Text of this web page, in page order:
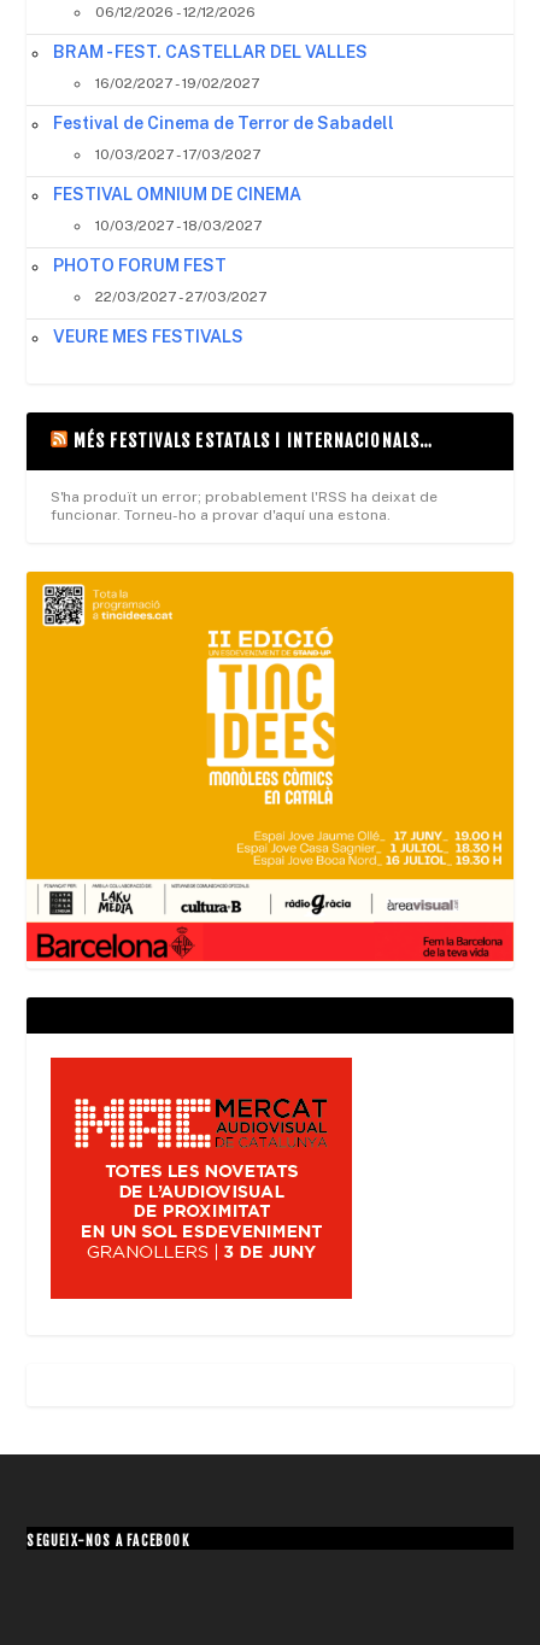
06/12/2026 - 12/12/2026
BRAM - FEST. CASTELLAR DEL VALLES
16/02/2027 - 19/02/2027
Festival de Cinema de Terror de Sabadell
10/03/2027 - 17/03/2027
FESTIVAL OMNIUM DE CINEMA
10/03/2027 - 18/03/2027
PHOTO FORUM FEST
22/03/2027 - 27/03/2027
VEURE MES FESTIVALS
MÉS FESTIVALS ESTATALS I INTERNACIONALS…
S'ha produït un error; probablement l'RSS ha deixat de
funcionar. Torneu-ho a provar d'aquí una estona.
SEGUEIX-NOS A FACEBOOK